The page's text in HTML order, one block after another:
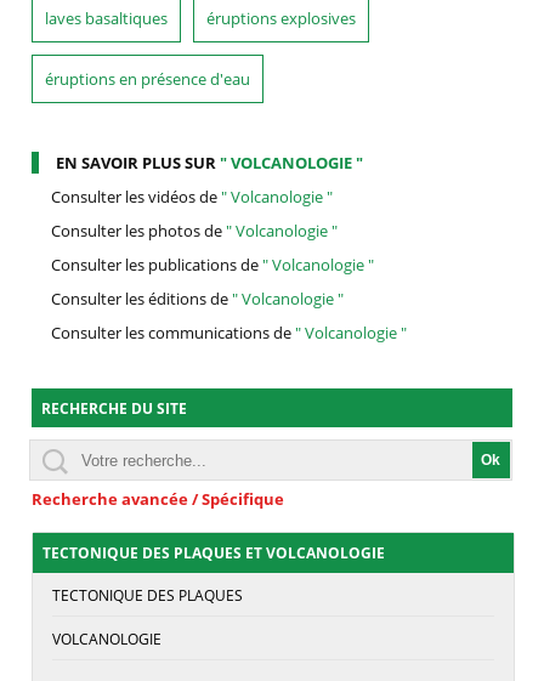
laves basaltiques éruptions explosives
éruptions en présence d'eau
EN SAVOIR PLUS SUR" VOLCANOLOGIE "
Consulter les vidéos de" Volcanologie "
Consulter les photos de" Volcanologie "
Consulter les publications de" Volcanologie "
Consulter les éditions de" Volcanologie "
Consulter les communications de" Volcanologie "
RECHERCHE DU SITE
Recherche avancée / Spécifique
TECTONIQUE DES PLAQUES ET VOLCANOLOGIE
TECTONIQUE DES PLAQUES
VOLCANOLOGIE